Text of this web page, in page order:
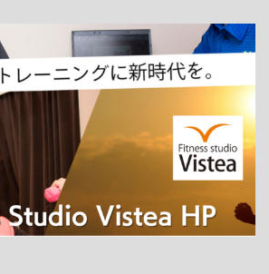
ホーム
パーソナルトレーニング
ダイエット